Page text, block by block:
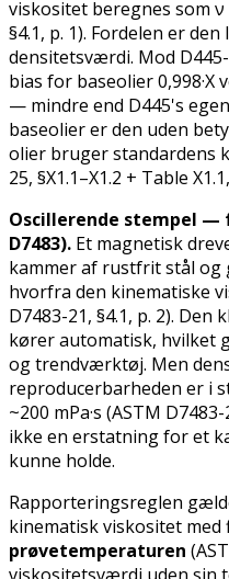
viskositet beregnes som ν
§4.1, p. 1). Fordelen er
densitetsværdi. Mod
bias for baseolier 0,998·X
— mindre end D445's
baseolier er den uden
olier bruger standardens
25, §X1.1–X1.2 + Table
Oscillerende stempel —
D7483). Et magnetisk
kammer af rustfrit stål og
hvorfra den kinematiske
D7483-21, §4.1, p. 2).
kører automatisk, hvilket
og trendværktøj. Men
reproducerbarheden er i
~200 mPa·s (ASTM
ikke en erstatning for et
kunne holde.
Rapporteringsreglen
kinematisk viskositet med
prøvetemperaturen